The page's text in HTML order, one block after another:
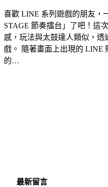
喜歡 LINE 系列遊戲的朋友，
STAGE 節奏擂台」了吧！這
感，玩法與太鼓達人類似，
戲。 隨著畫面上出現的 LINE
的…
最新留言